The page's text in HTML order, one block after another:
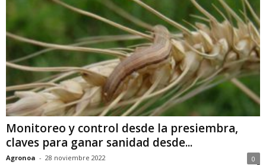
Monitoreo y control desde la presiembra,
claves para ganar sanidad desde...
Agronoa - 28 noviembre 2022 0